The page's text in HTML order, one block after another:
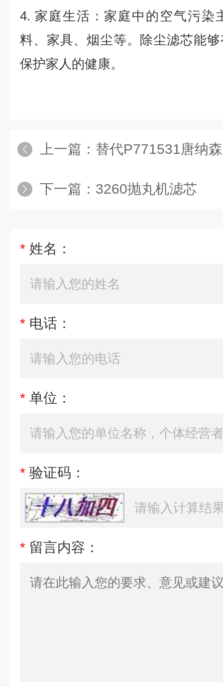
4. 家庭生活：家庭中的空气污染
料、家具、烟尘等。除尘滤芯能
保护家人的健康。
上一篇： 替代P771531唐纳
下一篇： 3260抛丸机滤芯
* 姓名：
* 电话：
* 单位：
* 验证码：
* 留言内容：